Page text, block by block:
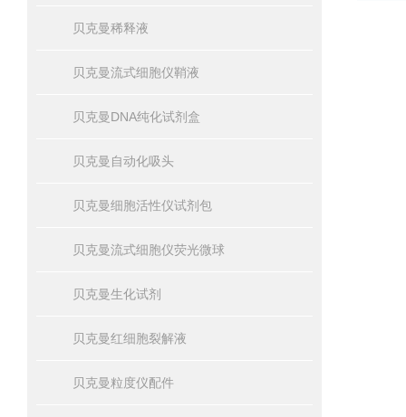
贝克曼稀释液
贝克曼流式细胞仪鞘液
贝克曼DNA纯化试剂盒
贝克曼自动化吸头
贝克曼细胞活性仪试剂包
贝克曼流式细胞仪荧光微球
贝克曼生化试剂
贝克曼红细胞裂解液
贝克曼粒度仪配件